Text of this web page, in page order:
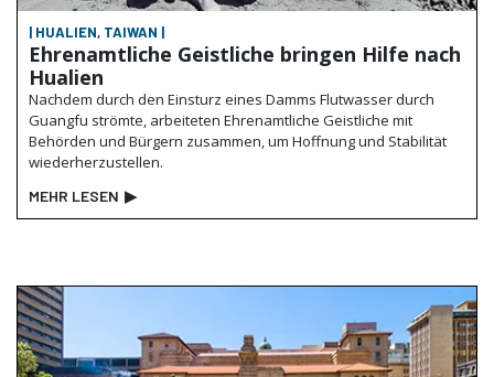
| HUALIEN, TAIWAN |
Ehrenamtliche Geistliche bringen Hilfe nach
Hualien
Nachdem durch den Einsturz eines Damms Flutwasser durch
Guangfu strömte, arbeiteten Ehrenamtliche Geistliche mit
Behörden und Bürgern zusammen, um Hoffnung und Stabilität
wiederherzustellen.
MEHR LESEN ▶